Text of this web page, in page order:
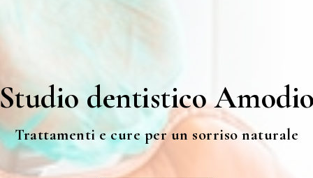
Studio dentistico
Trattamenti e cure per un sorriso naturale